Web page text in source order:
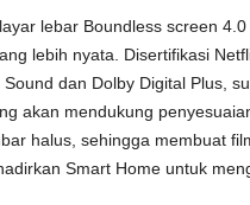
lebar Boundless screen
lebih nyata. Disertifikasi
dan Dolby Digital Plus,
akan mendukung
halus, sehingga membuat
Smart Home untuk